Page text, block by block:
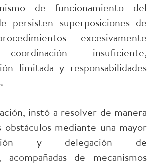
de funcionamiento del
persisten superposiciones de
excesivamente
insuficiente,
limitada y responsabilidades
instó a resolver de manera
obstáculos mediante una mayor
y delegación de
acompañadas de mecanismos